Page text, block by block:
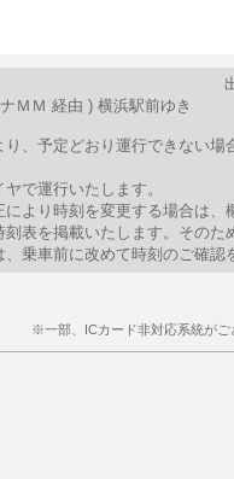
ＭＭ 経由 ) 横浜駅前ゆき
、予定どおり運行できない場
で運行いたします。
より時刻を変更する場合は、
刻表を掲載いたします。そのた
乗車前に改めて時刻のご確認
※一部、ICカード非対応系統がご